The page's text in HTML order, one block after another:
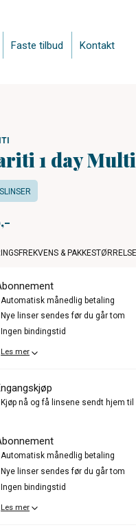
Faste tilbud Kontakt
1 day
& PAKKESTØRRELSE
Automatisk månedlig betaling
Nye linser sendes før du går tom
Ingen bindingstid
Les mer
Kjøp nå og få linsene sendt hjem til
Automatisk månedlig betaling
Nye linser sendes før du går tom
Ingen bindingstid
Les mer